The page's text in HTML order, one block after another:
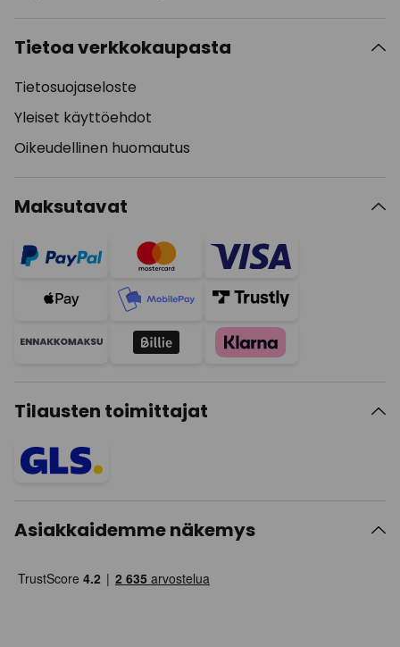
Tietoa verkkokaupasta
Tietosuojaseloste
Yleiset käyttöehdot
Oikeudellinen huomautus
Maksutavat
Tilausten toimittajat
Asiakkaidemme näkemys